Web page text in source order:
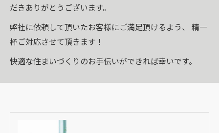
だきありがとうございます。
弊社に依頼して頂いたお客様にご満足頂けるよう、 精一
杯ご対応させて頂きます！
快適な住まいづくりのお手伝いができれば幸いです。